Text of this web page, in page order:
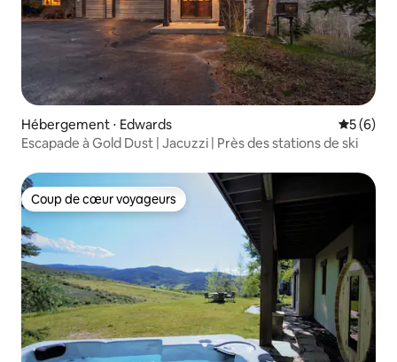
Hébergement ⋅ Edwards
5 (6)
Escapade à Gold Dust | Jacuzzi | Près des stations de ski
Coup de cœur voyageurs
Coup de cœur voyageurs